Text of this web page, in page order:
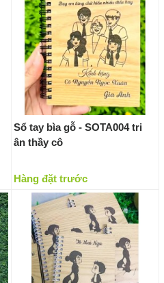
Sổ tay bìa gỗ - SOTA004 tri
ân thầy cô
Hàng đặt trước